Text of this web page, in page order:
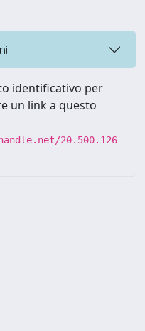
identificativo per
un link a questo
20.500.126